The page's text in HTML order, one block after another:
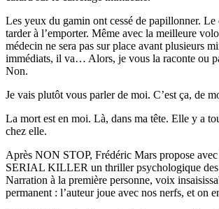
Les yeux du gamin ont cessé de papillonner. Le
tarder à l’emporter. Même avec la meilleure
médecin ne sera pas sur place avant plusieurs
immédiats, il va… Alors, je vous la raconte ou
Non.
Je vais plutôt vous parler de moi. C’est ça, de
La mort est en moi. Là, dans ma tête. Elle y a
chez elle.
Après NON STOP, Frédéric Mars propose
SERIAL KILLER un thriller psychologique des
Narration à la première personne, voix
permanent : l’auteur joue avec nos nerfs, et on